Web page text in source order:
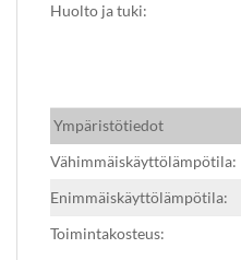
Huolto ja tuki:
Ympäristötiedot
Vähimmäiskäyttölämpötila:
Enimmäiskäyttölämpötila:
Toimintakosteus: